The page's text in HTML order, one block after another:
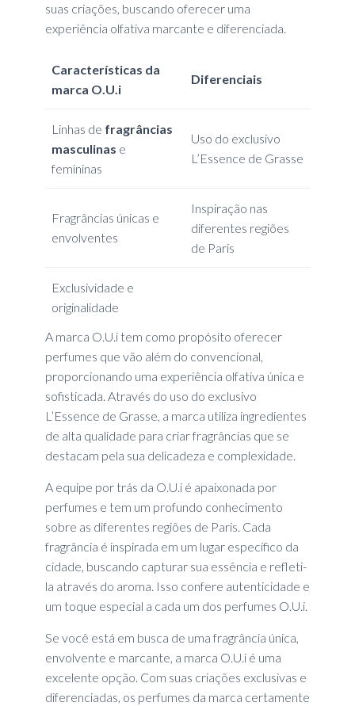
suas criações, buscando oferecer uma
experiência olfativa marcante e diferenciada.
Características da
marca O.U.i
Diferenciais
Linhas de fragrâncias
masculinas e
femininas
Uso do exclusivo
L’Essence de Grasse
Fragrâncias únicas e
envolventes
Inspiração nas
diferentes regiões
de Paris
Exclusividade e
originalidade
A marca O.U.i tem como propósito oferecer
perfumes que vão além do convencional,
proporcionando uma experiência olfativa única e
sofisticada. Através do uso do exclusivo
L’Essence de Grasse, a marca utiliza ingredientes
de alta qualidade para criar fragrâncias que se
destacam pela sua delicadeza e complexidade.
A equipe por trás da O.U.i é apaixonada por
perfumes e tem um profundo conhecimento
sobre as diferentes regiões de Paris. Cada
fragrância é inspirada em um lugar específico da
cidade, buscando capturar sua essência e refleti-
la através do aroma. Isso confere autenticidade e
um toque especial a cada um dos perfumes O.U.i.
Se você está em busca de uma fragrância única,
envolvente e marcante, a marca O.U.i é uma
excelente opção. Com suas criações exclusivas e
diferenciadas, os perfumes da marca certamente